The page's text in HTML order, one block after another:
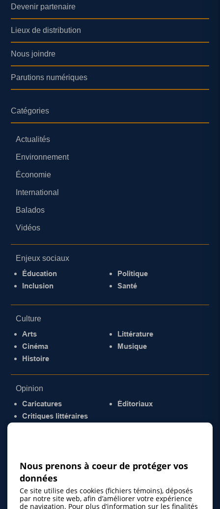
Devenir partenaire
Lieux de distribution
Nous joindre
Parutions numériques
Catégories
Actualités
Environnement
Économie
International
Balados
Vidéos
Enjeux sociaux
Éducation
Inclusion
Politique
Santé
Culture
Arts
Cinéma
Histoire
Littérature
Musique
Opinion
Caricatures
Critiques littéraires
Éditoriaux
Nous prenons à coeur de protéger vos
données
Ce site utilise des cookies (fichiers témoins), déposés
par notre site web, afin d’améliorer votre expérience
de navigation. Pour plus d’information sur les finalités